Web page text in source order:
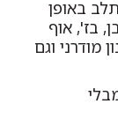
באופן
בז', אוף
מודרני וגם